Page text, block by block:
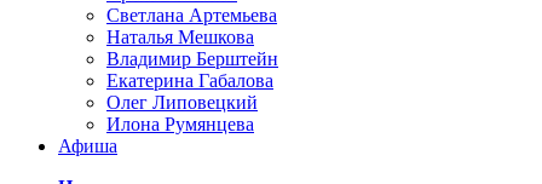
Светлана Артемьева
Наталья Мешкова
Владимир Берштейн
Екатерина Габалова
Олег Липовецкий
Илона Румянцева
Афиша